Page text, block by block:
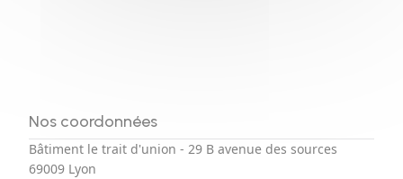
Nos coordonnées
Bâtiment le trait d'union - 29 B avenue des sources
69009 Lyon